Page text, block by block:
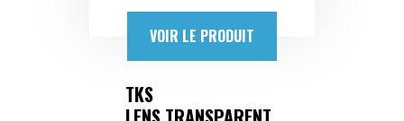
VOIR LE PRODUIT
TKS